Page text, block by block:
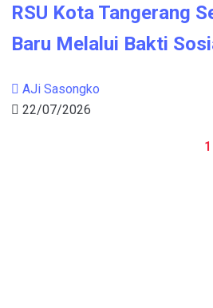
RSU Kota Tangerang
Baru Melalui Bakti
AJi Sasongko
22/07/2026
1